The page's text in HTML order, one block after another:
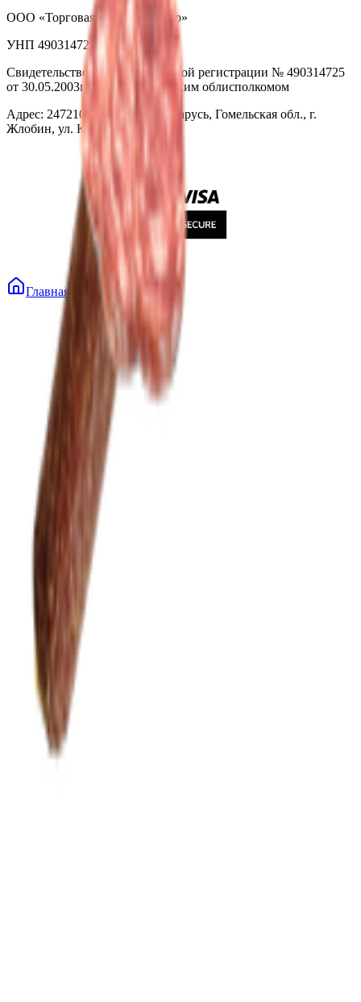
ООО «Торговая сеть «Продмир»
УНП 490314725
Свидетельство о государственной регистрации № 490314725
от 30.05.2003г выдано Гомельским облисполкомом
Адрес: 247210, Республика Беларусь, Гомельская обл., г.
Жлобин, ул. Козлова 2-А
Главная